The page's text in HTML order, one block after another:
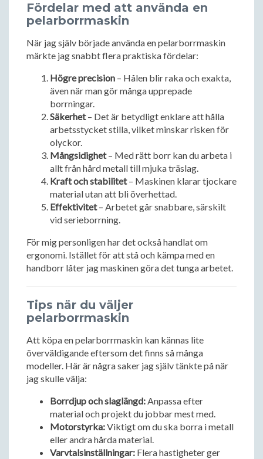
Fördelar med att använda en
pelarborrmaskin
När jag själv började använda en pelarborrmaskin
märkte jag snabbt flera praktiska fördelar:
Högre precision – Hålen blir raka och exakta,
även när man gör många upprepade
borrningar.
Säkerhet– Det är betydligt enklare att hålla
arbetsstycket stilla, vilket minskar risken för
olyckor.
Mångsidighet– Med rätt borr kan du arbeta i
allt från hård metall till mjuka träslag.
Kraft och stabilitet– Maskinen klarar tjockare
material utan att bli överhettad.
Effektivitet– Arbetet går snabbare, särskilt
vid serieborrning.
För mig personligen har det också handlat om
ergonomi. Istället för att stå och kämpa med en
handborr låter jag maskinen göra det tunga arbetet.
Tips när du väljer
pelarborrmaskin
Att köpa en pelarborrmaskin kan kännas lite
överväldigande eftersom det finns så många
modeller. Här är några saker jag själv tänkte på när
jag skulle välja:
Borrdjup och slaglängd:Anpassa efter
material och projekt du jobbar mest med.
Motorstyrka:Viktigt om du ska borra i metall
eller andra hårda material.
Varvtalsinställningar: Flera hastigheter ger